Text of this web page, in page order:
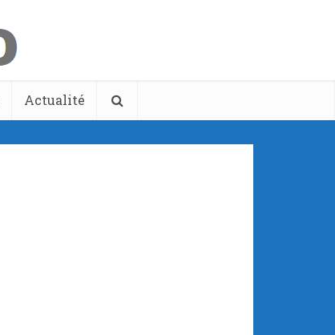
Actualité